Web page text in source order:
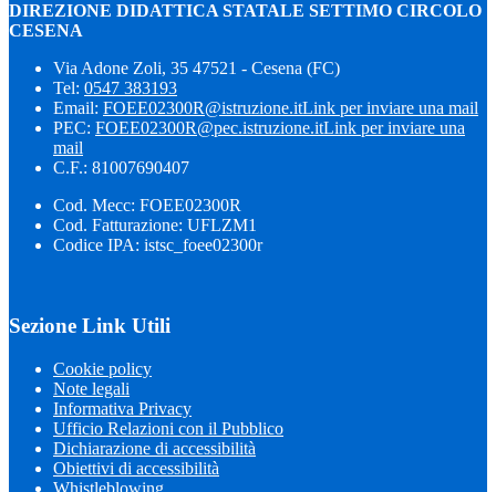
DIREZIONE DIDATTICA STATALE SETTIMO CIRCOLO
CESENA
Via Adone Zoli, 35 47521 - Cesena (FC)
Tel: 0547 383193
Email: FOEE02300R@istruzione.itLink per inviare una mail
PEC: FOEE02300R@pec.istruzione.itLink per inviare una
mail
C.F.: 81007690407
Cod. Mecc: FOEE02300R
Cod. Fatturazione: UFLZM1
Codice IPA: istsc_foee02300r
Sezione Link Utili
Cookie policy
Note legali
Informativa Privacy
Ufficio Relazioni con il Pubblico
Dichiarazione di accessibilità
Obiettivi di accessibilità
Whistleblowing